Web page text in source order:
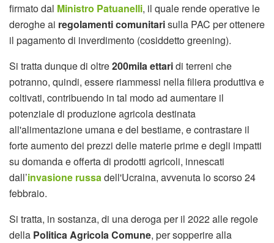
firmato dal Ministro Patuanelli, il quale rende operative le
deroghe ai regolamenti comunitarisulla PAC per ottenere
il pagamento di inverdimento (cosiddetto greening).
Si tratta dunque di oltre200mila ettaridi terreni che
potranno, quindi, essere riammessi nella filiera produttiva e
coltivati, contribuendo in tal modo ad aumentare il
potenziale di produzione agricola destinata
all'alimentazione umana e del bestiame, e contrastare il
forte aumento dei prezzi delle materie prime e degli impatti
su domanda e offerta di prodotti agricoli, innescati
dall’invasione russadell'Ucraina, avvenuta lo scorso 24
febbraio.
Si tratta, in sostanza, di una deroga per il 2022 alle regole
della Politica Agricola Comune, per sopperire alla